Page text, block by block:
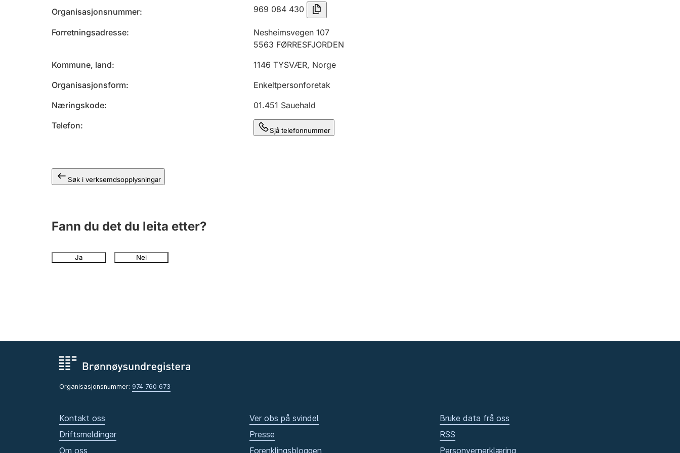
Organisasjonsnummer 969 084 430
Forretningsadresse
Nesheimsvegen 107
5563 FØRRESFJORDEN
Kommune, land
1146 TYSVÆR, Norge
Organisasjonsform
Enkeltpersonforetak
Næringskode
01.451 Sauehald
Telefon
Sjå telefonnummer
Søk i verksemdsopplysningar
Fann du det du leita etter?
Ja Nei
Organisasjonsnummer: 974 760 673
Kontakt oss
Driftsmeldingar
Om oss
Ver obs på svindel
Presse
Forenklingsbloggen
Bruke data frå oss
RSS
Personvernerklæring